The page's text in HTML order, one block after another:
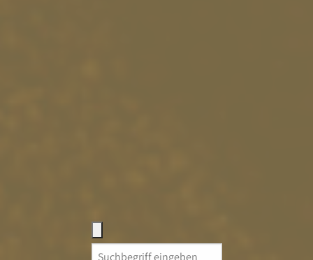
Search